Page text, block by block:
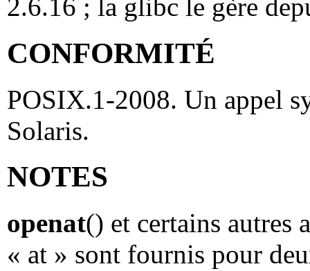
2.6.16 ; la glibc le gère
CONFORMITÉ
POSIX.1-2008. Un appel
Solaris.
NOTES
openat() et certains autres
« at » sont fournis pour